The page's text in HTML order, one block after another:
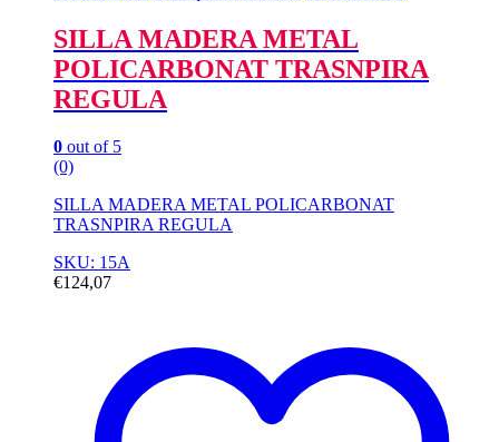
SILLA MADERA METAL
POLICARBONAT TRASNPIRA
REGULA
0 out of 5
(0)
SILLA MADERA METAL POLICARBONAT
TRASNPIRA REGULA
SKU: 15A
€124,07